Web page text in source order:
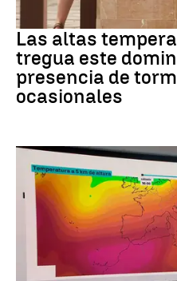
Tiempo
Las altas
tregua este
presencia de
ocasionales